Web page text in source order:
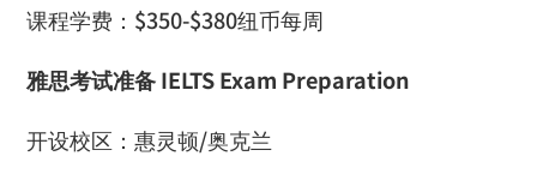
课程学费： $350-$380纽币每周
雅思考试准备IELTS Exam Preparation
开设校区：惠灵顿/奥克兰